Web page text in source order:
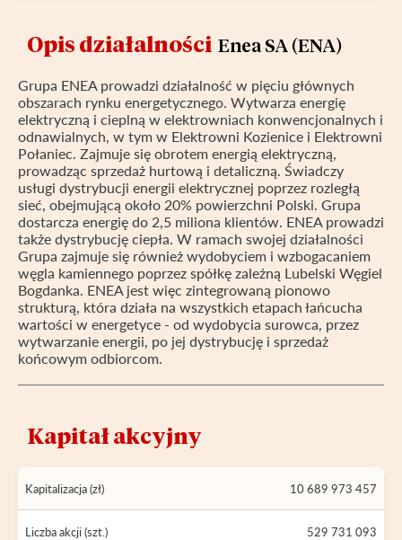
Opis działalności Enea SA (ENA)
Grupa ENEA prowadzi działalność w pięciu głównych
obszarach rynku energetycznego. Wytwarza energię
elektryczną i cieplną w elektrowniach konwencjonalnych i
odnawialnych, w tym w Elektrowni Kozienice i Elektrowni
Połaniec. Zajmuje się obrotem energią elektryczną,
prowadząc sprzedaż hurtową i detaliczną. Świadczy
usługi dystrybucji energii elektrycznej poprzez rozległą
sieć, obejmującą około 20% powierzchni Polski. Grupa
dostarcza energię do 2,5 miliona klientów. ENEA prowadzi
także dystrybucję ciepła. W ramach swojej działalności
Grupa zajmuje się również wydobyciem i wzbogacaniem
węgla kamiennego poprzez spółkę zależną Lubelski Węgiel
Bogdanka. ENEA jest więc zintegrowaną pionowo
strukturą, która działa na wszystkich etapach łańcucha
wartości w energetyce - od wydobycia surowca, przez
wytwarzanie energii, po jej dystrybucję i sprzedaż
końcowym odbiorcom.
Kapitał akcyjny
Kapitalizacja (zł) 10 689 973 457
Liczba akcji (szt.) 529 731 093